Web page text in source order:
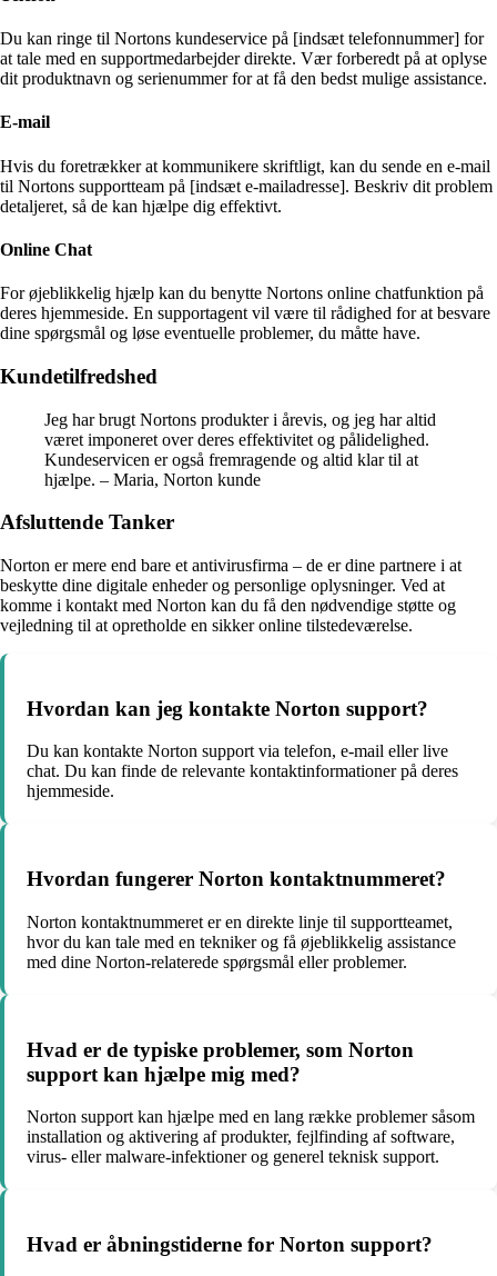
Du kan ringe til Nortons kundeservice på [indsæt telefonnummer] for
at tale med en supportmedarbejder direkte. Vær forberedt på at oplyse
dit produktnavn og serienummer for at få den bedst mulige assistance.
E-mail
Hvis du foretrækker at kommunikere skriftligt, kan du sende en e-mail
til Nortons supportteam på [indsæt e-mailadresse]. Beskriv dit problem
detaljeret, så de kan hjælpe dig effektivt.
Online Chat
For øjeblikkelig hjælp kan du benytte Nortons online chatfunktion på
deres hjemmeside. En supportagent vil være til rådighed for at besvare
dine spørgsmål og løse eventuelle problemer, du måtte have.
Kundetilfredshed
Jeg har brugt Nortons produkter i årevis, og jeg har altid
været imponeret over deres effektivitet og pålidelighed.
Kundeservicen er også fremragende og altid klar til at
hjælpe. – Maria, Norton kunde
Afsluttende Tanker
Norton er mere end bare et antivirusfirma – de er dine partnere i at
beskytte dine digitale enheder og personlige oplysninger. Ved at
komme i kontakt med Norton kan du få den nødvendige støtte og
vejledning til at opretholde en sikker online tilstedeværelse.
Hvordan kan jeg kontakte Norton support?
Du kan kontakte Norton support via telefon, e-mail eller live
chat. Du kan finde de relevante kontaktinformationer på deres
hjemmeside.
Hvordan fungerer Norton kontaktnummeret?
Norton kontaktnummeret er en direkte linje til supportteamet,
hvor du kan tale med en tekniker og få øjeblikkelig assistance
med dine Norton-relaterede spørgsmål eller problemer.
Hvad er de typiske problemer, som Norton
support kan hjælpe mig med?
Norton support kan hjælpe med en lang række problemer såsom
installation og aktivering af produkter, fejlfinding af software,
virus- eller malware-infektioner og generel teknisk support.
Hvad er åbningstiderne for Norton support?